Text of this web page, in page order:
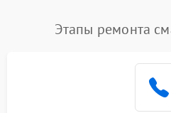
Этапы ремонта